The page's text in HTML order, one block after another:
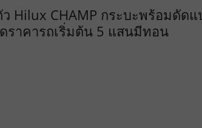
Hilux CHAMP กระบะพร้อมดัด
ดราคารถเริ่มต้น 5 แสนมีทอน